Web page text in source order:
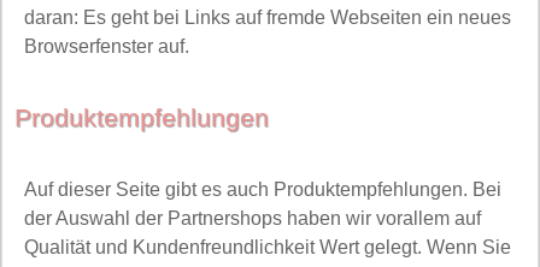
daran: Es geht bei Links auf fremde Webseiten ein neues
Browserfenster auf.
Produktempfehlungen
Auf dieser Seite gibt es auch Produktempfehlungen. Bei
der Auswahl der Partnershops haben wir vorallem auf
Qualität und Kundenfreundlichkeit Wert gelegt. Wenn Sie